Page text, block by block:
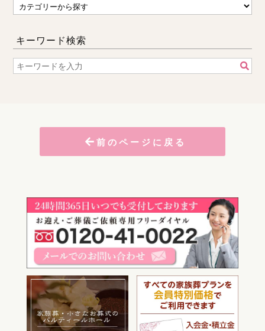
キーワード検索
前のページに戻る